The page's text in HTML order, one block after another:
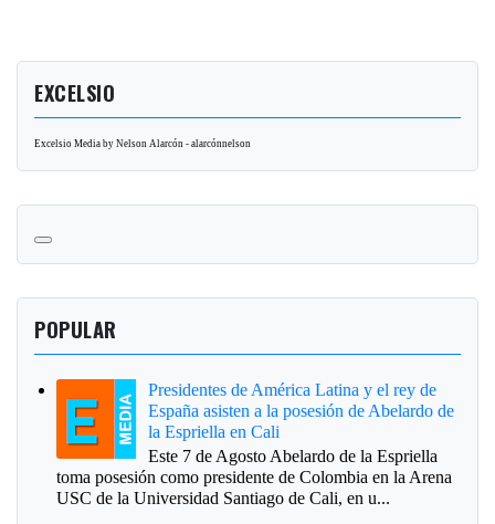
EXCELSIO
Excelsio Media by Nelson Alarcón - alarcónnelson
POPULAR
Presidentes de América Latina y el rey de
España asisten a la posesión de Abelardo de
la Espriella en Cali
Este 7 de Agosto Abelardo de la Espriella
toma posesión como presidente de Colombia en la Arena
USC de la Universidad Santiago de Cali, en u...